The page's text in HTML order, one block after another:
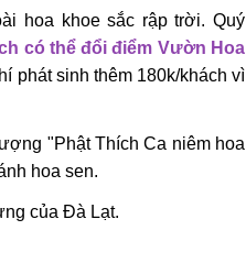
hoa khoe sắc rập trời. Quý
có thể đổi điểm Vườn Hoa
phát sinh thêm 180k/khách vì
"Phật Thích Ca niêm hoa
hoa sen.
của Đà Lạt.